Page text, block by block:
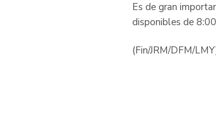
Es de gran
disponibles de
(Fin/JRM/DFM/